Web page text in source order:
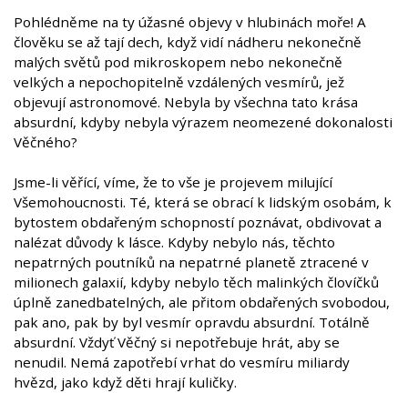
Pohlédněme na ty úžasné objevy v hlubinách moře! A
člověku se až tají dech, když vidí nádheru nekonečně
malých světů pod mikroskopem nebo nekonečně
velkých a nepochopitelně vzdálených vesmírů, jež
objevují astronomové. Nebyla by všechna tato krása
absurdní, kdyby nebyla výrazem neomezené dokonalosti
Věčného?
Jsme-li věřící, víme, že to vše je projevem milující
Všemohoucnosti. Té, která se obrací k lidským osobám, k
bytostem obdařeným schopností poznávat, obdivovat a
nalézat důvody k lásce. Kdyby nebylo nás, těchto
nepatrných poutníků na nepatrné planetě ztracené v
milionech galaxií, kdyby nebylo těch malinkých človíčků
úplně zanedbatelných, ale přitom obdařených svobodou,
pak ano, pak by byl vesmír opravdu absurdní. Totálně
absurdní. Vždyť Věčný si nepotřebuje hrát, aby se
nenudil. Nemá zapotřebí vrhat do vesmíru miliardy
hvězd, jako když děti hrají kuličky.